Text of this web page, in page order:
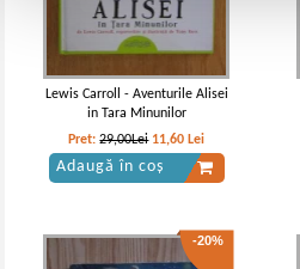
Lewis Carroll - Aventurile Alisei
in Tara Minunilor
Pret:29,00Lei 11,60 Lei
Adaugă în coș
-20%